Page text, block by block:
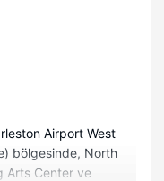
Airport West
bölgesinde, North
Arts Center ve